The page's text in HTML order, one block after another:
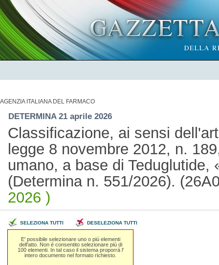
AGENZIA ITALIANA DEL FARMACO
DETERMINA 21 aprile 2026
Classificazione, ai sensi
legge 8 novembre 2012, n.
umano, a base di Teduglutide,
(Determina n. 551/2026).
2026 )
SELEZIONA TUTTI DESELEZIONA TUTTI
E' possibile selezionare uno o piú elementi
dell'atto. Non é consentito selezionare piú di
100 elementi. In tal caso il sistema proporrá l'
intero documento nel formato richiesto.